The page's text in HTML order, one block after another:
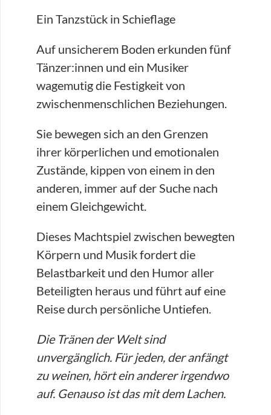
Ein Tanzstück in Schieflage
Auf unsicherem Boden erkunden fünf
Tänzer:innen und ein Musiker
wagemutig die Festigkeit von
zwischenmenschlichen Beziehungen.
Sie bewegen sich an den Grenzen
ihrer körperlichen und emotionalen
Zustände, kippen von einem in den
anderen, immer auf der Suche nach
einem Gleichgewicht.
Dieses Machtspiel zwischen bewegten
Körpern und Musik fordert die
Belastbarkeit und den Humor aller
Beteiligten heraus und führt auf eine
Reise durch persönliche Untiefen.
Die Tränen der Welt sind
unvergänglich. Für jeden, der anfängt
zu weinen, hört ein anderer irgendwo
auf. Genauso ist das mit dem Lachen.